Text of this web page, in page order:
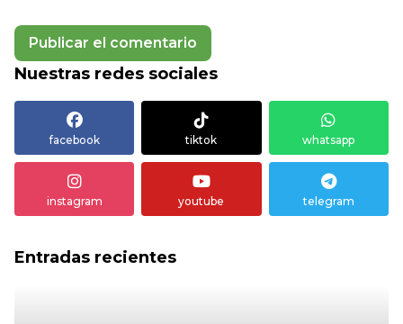
Nuestras redes sociales
facebook tiktok whatsapp
instagram youtube telegram
Entradas recientes